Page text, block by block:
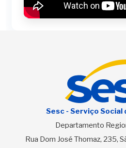
Sesc - Serviço Social
Departamento
Rua Dom José Thomaz, 235,